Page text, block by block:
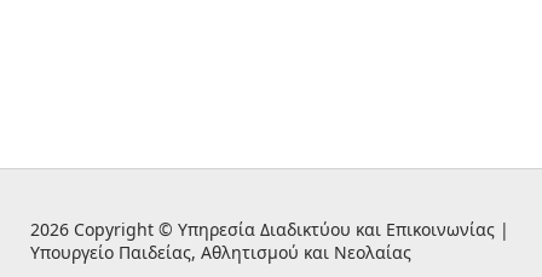
2026 Copyright © Υπηρεσία Διαδικτύου και Επικοινωνίας |
Υπουργείο Παιδείας, Αθλητισμού και Νεολαίας